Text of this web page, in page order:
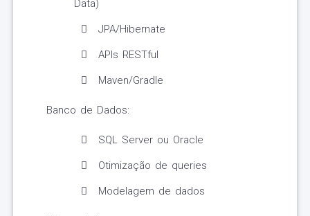
Data)
JPA/Hibernate
APIs RESTful
Maven/Gradle
Banco de Dados:
SQL Server ou Oracle
Otimização de queries
Modelagem de dados